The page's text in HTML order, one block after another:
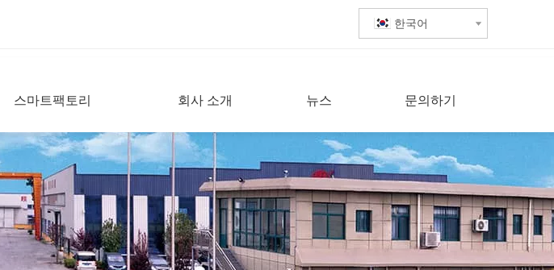
한국어
스마트팩토리 회사 소개 뉴스 문의하기